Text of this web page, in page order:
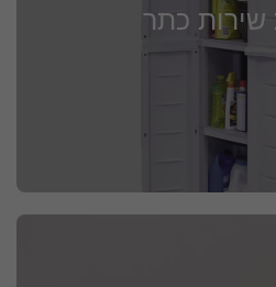
שירות כתר